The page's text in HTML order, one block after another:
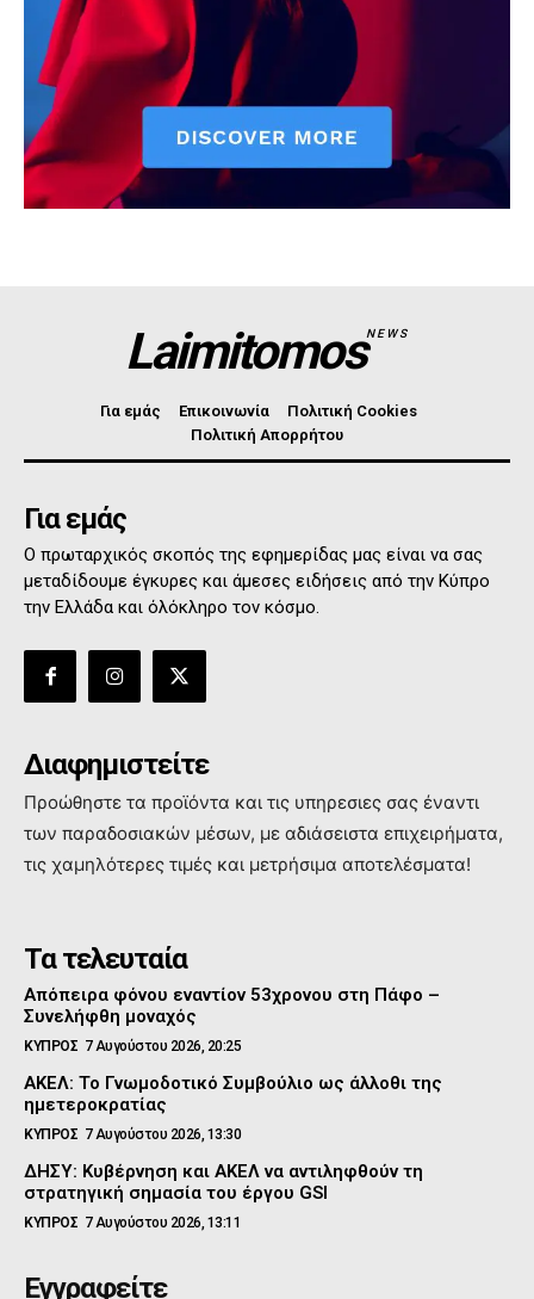
LaimitomosNEWS
Για εμάς Επικοινωνία
Πολιτική Cookies
Πολιτική Απορρήτου
Για εμάς
Ο πρωταρχικός σκοπός της εφημερίδας μας είναι να σας
μεταδίδουμε έγκυρες και άμεσες ειδήσεις από την Κύπρο
την Ελλάδα και όλόκληρο τον κόσμο.
Διαφημιστείτε
Προώθηστε τα προϊόντα και τις υπηρεσιες σας έναντι
των παραδοσιακών μέσων, με αδιάσειστα επιχειρήματα,
τις χαμηλότερες τιμές και μετρήσιμα αποτελέσματα!
Τα τελευταία
Απόπειρα φόνου εναντίον 53χρονου στη Πάφο –
Συνελήφθη μοναχός
ΚΥΠΡΟΣ 7 Αυγούστου 2026, 20:25
ΑΚΕΛ: Το Γνωμοδοτικό Συμβούλιο ως άλλοθι της
ημετεροκρατίας
ΚΥΠΡΟΣ 7 Αυγούστου 2026, 13:30
ΔΗΣΥ: Κυβέρνηση και ΑΚΕΛ να αντιληφθούν τη
στρατηγική σημασία του έργου GSI
ΚΥΠΡΟΣ 7 Αυγούστου 2026, 13:11
Εγγραφείτε